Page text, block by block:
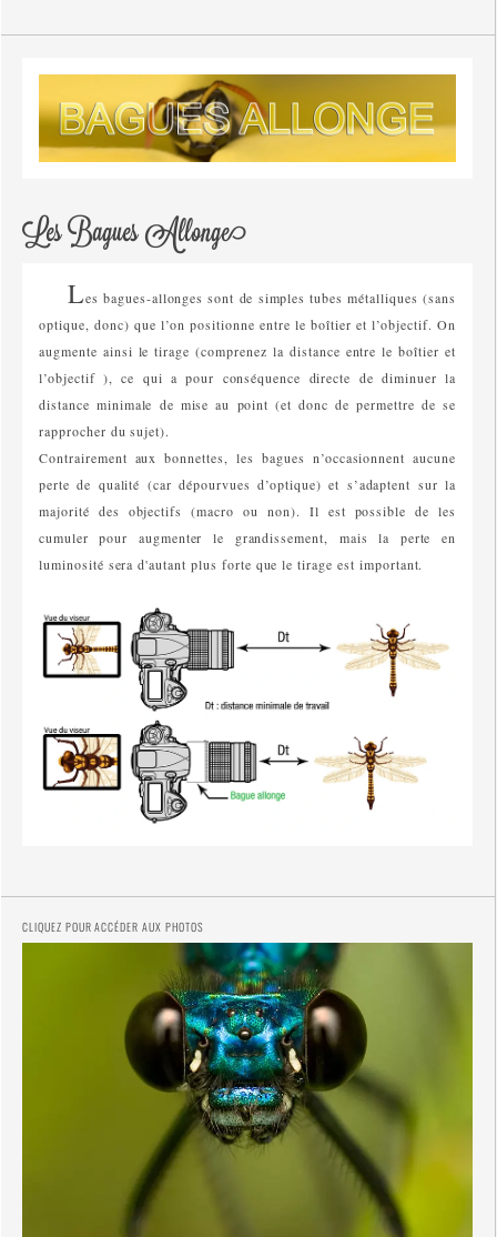
Les Bagues Allonge
Les bagues-allonges sont de simples tubes métalliques (sans
optique, donc) que l’on positionne entre le boîtier et l’objectif. On
augmente ainsi le tirage (comprenez la distance entre le boîtier et
l’objectif ), ce qui a pour conséquence directe de diminuer la
distance minimale de mise au point (et donc de permettre de se
rapprocher du sujet).
Contrairement aux bonnettes, les bagues n’occasionnent aucune
perte de qualité (car dépourvues d’optique) et s’adaptent sur la
majorité des objectifs (macro ou non). Il est possible de les
cumuler pour augmenter le grandissement, mais la perte en
luminosité sera d'autant plus forte que le tirage est important.
CLIQUEZ POUR ACCÉDER AUX PHOTOS